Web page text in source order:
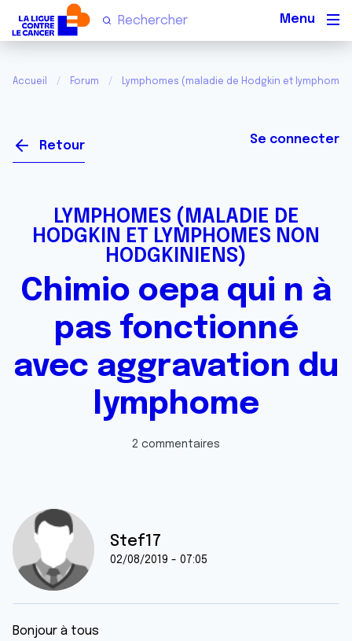
Accueil Forum Lymphomes (maladie de Hodgkin et
Retour Se connecter
LYMPHOMES (MALADIE DE
HODGKIN ET LYMPHOMES NON
HODGKINIENS)
Chimio oepa qui n à
pas fonctionné
avec aggravation du
lymphome
2 commentaires
Stef17
02/08/2019 - 07:05
Bonjour à tous